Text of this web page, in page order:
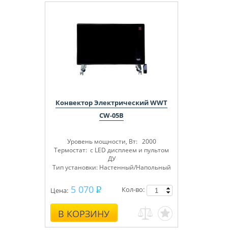
Конвектор Электрический WWT
CW-05B
Уровень мощности, Вт: 2000
Термостат: с LED дисплеем и пультом
ДУ
Тип установки: Настенный/Напольный
Цена: 5 070
В КОРЗИНУ
Кол-во: